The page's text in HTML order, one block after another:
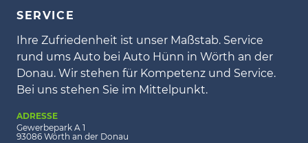
SERVICE
Ihre Zufriedenheit ist unser Maßstab. Service
rund ums Auto bei Auto Hünn in Wörth an der
Donau. Wir stehen für Kompetenz und Service.
Bei uns stehen Sie im Mittelpunkt.
ADRESSE
Gewerbepark A 1
93086 Wörth an der Donau